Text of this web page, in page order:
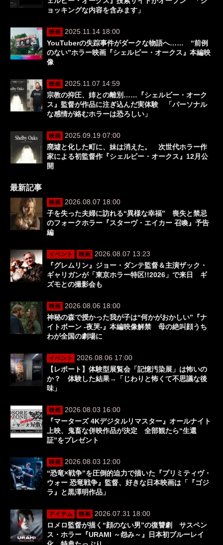
ョッキングな内容を含みます」
映画
2025.11.14 18:00
YouTuberの失踪事件がダークな物語へ…… “前例
のない”ホラー映画『シェルビー・オークス』本編映
像
映画
2025.11.07 14:59
宗教の抑圧、姉との離別……『シェルビー・オーク
ス』監督が作品に注ぎ込んだ実体験 「パーソナル
な感情が絡むホラーは恐ろしい」
映画
2025.09.19 07:00
廃墟と化した町に、妹は消えた。 次世代ホラー作
家による初監督作『シェルビー・オークス』12月公
開
最新記事
映画
2026.08.07 18:00
子を失った夫婦に訪れる“異様な幸福” 喪失と禁忌
のフォークホラー『スターヴ・エイカー 召喚』予告
編
イベント 映画
2026.08.07 13:23
『グレムリン』ジョー・ダンテ監督＆主演ザック・
ギャリガンが「東京ホラー特区!!2026」で来日 ギ
ズモとの撮影会も
映画
2026.08.06 18:00
神秘の森で授かった我が子は“何かがおかしい”『ナ
イトボーン -夜哭-』本編映像解禁 母の絶叫顔うち
わが全国の劇場に
イベント
2026.08.06 17:00
【レポート】体験型展覧会「記憶汚染展」は怖いの
か？ 体験した結果→「じわりと怖くて不思議な後
味」
映画
2026.08.03 16:00
『マーターズ 4Kデジタルリマスター』オールナイト
上映、鬼畜な併映作品が決定 全部観たら“生還
証”をプレゼント
映画
2026.08.03 12:00
“恐竜×戦争”を圧倒的迫力で描いた『プリミティヴ・
ウォー 恐竜戦争』監督、好きな日本映画は「『ゴジ
ラ』と黒澤明作品」
アイテム 映画
2026.07.31 18:00
ロメロ監督が描く“顔のない男”の復讐劇 サスペン
ス・ホラー『URAMI ～怨み～』日本初ブルーレイ